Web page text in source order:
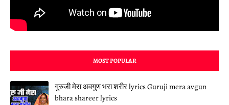
MOST POPULAR
गुरुजी मेरा अवगुण भरा शरीर lyrics Guruji mera avgun
bhara shareer lyrics